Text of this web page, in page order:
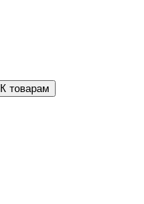
К товарам